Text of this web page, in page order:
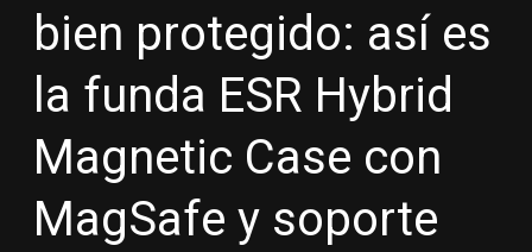
bien protegido: así es
la funda ESR Hybrid
Magnetic Case con
MagSafe y soporte
protegido:
así
es
ESR
Magnetic